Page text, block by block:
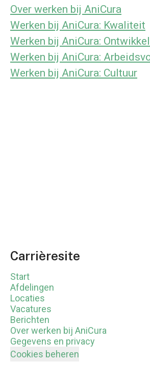
Over werken bij AniCura
Werken bij AniCura: Kwaliteit
Werken bij AniCura:
Werken bij AniCura:
Werken bij AniCura: Cultuur
Carrièresite
Start
Afdelingen
Locaties
Vacatures
Berichten
Over werken bij AniCura
Gegevens en privacy
Cookies beheren